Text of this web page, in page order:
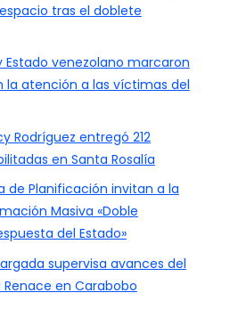
tras el doblete
Estado venezolano marcaron
la atención a las víctimas del
Rodríguez entregó 212
en Santa Rosalía
de Planificación invitan a la
Masiva «Doble
del Estado»
supervisa avances del
Renace en Carabobo